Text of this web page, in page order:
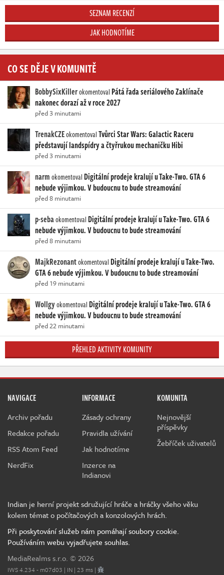
SEZNAM RECENZÍ
JAK HODNOTÍME
CO SE DĚJE V KOMUNITĚ
BobbySixKillerokomentoval Pátá řada seriálového Zaklínače
nakonec dorazí až v roce 2027
před 3 minutami
TrenakCZEokomentovalTvůrci Star Wars: Galactic Raceru
představují landspídry a čtyřrukou mechaničku Hibi
před 3 minutami
narmokomentoval Digitální prodeje kralují u Take-Two. GTA 6
nebude výjimkou. V budoucnu to bude streamování
před 8 minutami
p-sebaokomentoval Digitální prodeje kralují u Take-Two. GTA 6
nebude výjimkou. V budoucnu to bude streamování
před 8 minutami
MajkRezonantokomentoval Digitální prodeje kralují u Take-Two.
GTA 6 nebude výjimkou. V budoucnu to bude streamování
před 19 minutami
Wollgyokomentoval Digitální prodeje kralují u Take-Two. GTA 6
nebude výjimkou. V budoucnu to bude streamování
před 22 minutami
PŘEHLED AKTIVITY KOMUNITY
NAVIGACE
Archiv pořadu
Redakce pořadu
RSS Atom Feed
NerdFix
INFORMACE
Zásady ochrany
Pravidla užívání
Jak hodnotíme
Inzerce na
Indianovi
KOMUNITA
Nejnovější
příspěvky
Žebříček uživatelů
Indian je herní projekt sdružující hráče a hráčky všeho věku
kolem témat o počítačových a konzolových hrách.
Při poskytování služeb nám pomáhají soubory cookie.
Používáním webu vyjadřujete souhlas.
MediaRealms s.r.o. © 2026
IWS 4.234 - m07d03 | IN | 23 ms |